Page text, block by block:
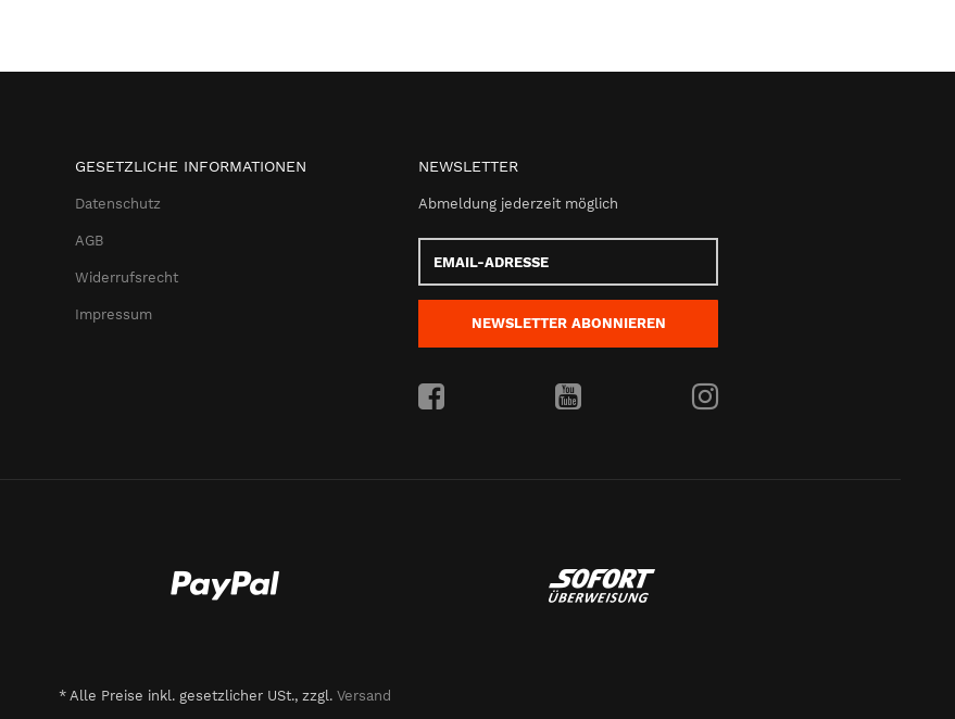
GESETZLICHE INFORMATIONEN
Datenschutz
AGB
Widerrufsrecht
Impressum
NEWSLETTER
Abmeldung jederzeit möglich
Adresse
NEWSLETTER ABONNIEREN
* Alle Preise inkl. gesetzlicher USt., zzgl. Versand